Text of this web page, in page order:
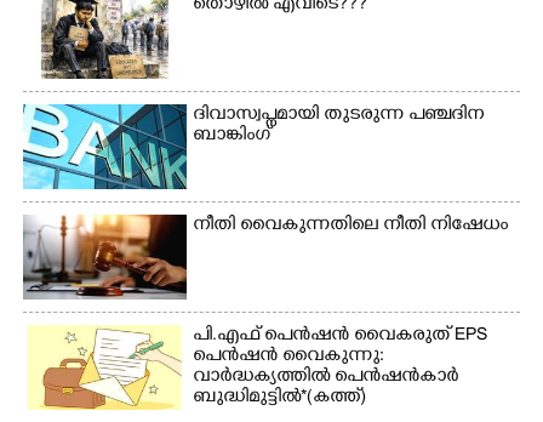
തൊഴിൽ എവിടെ???
ദിവാസ്വപ്നമായി തുടരുന്ന പഞ്ചദിന
ബാങ്കിംഗ്
നീതി വൈകുന്നതിലെ നീതി നിഷേധം
പി.എഫ് പെൻഷൻ വൈകരുത് EPS
പെൻഷൻ വൈകുന്നു:
വാർദ്ധക്യത്തിൽ പെൻഷൻകാർ
ബുദ്ധിമുട്ടിൽ*(കത്ത്)